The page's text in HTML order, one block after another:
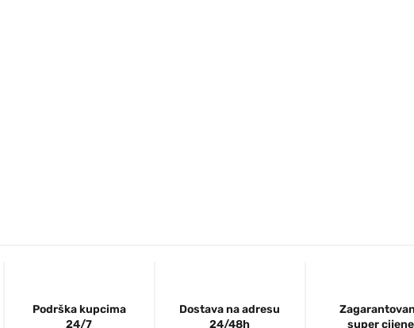
Podrška kupcima
24/7
Dostava na adresu
24/48h
super cijene